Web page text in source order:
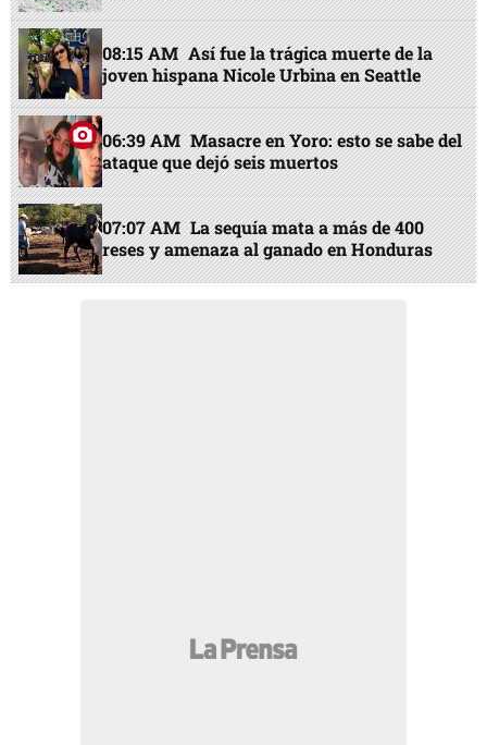
08:15 AM Así fue la trágica muerte de la
joven hispana Nicole Urbina en Seattle
06:39 AM Masacre en Yoro: esto se sabe del
ataque que dejó seis muertos
07:07 AM La sequía mata a más de 400
reses y amenaza al ganado en Honduras